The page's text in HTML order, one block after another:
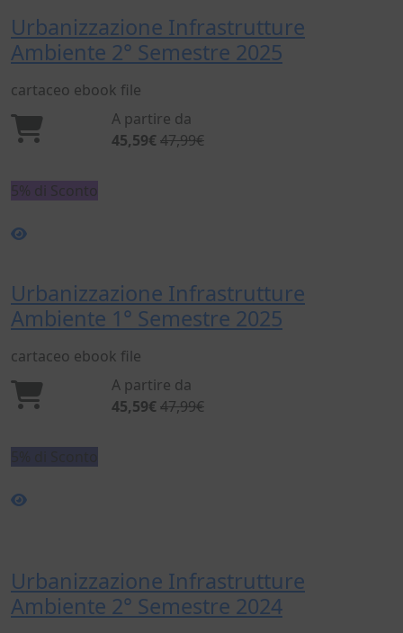
Urbanizzazione Infrastrutture
Ambiente 2° Semestre 2025
cartaceo ebook file
A partire da
45,59€ 47,99€
5% di Sconto
Urbanizzazione Infrastrutture
Ambiente 1° Semestre 2025
cartaceo ebook file
A partire da
45,59€ 47,99€
Urbanizzazione Infrastrutture
Ambiente 2° Semestre 2024